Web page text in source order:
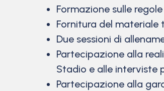
Formazione sulle
Fornitura del materiale
Due sessioni di
Partecipazione alla
Stadio e alle interviste
Partecipazione alla